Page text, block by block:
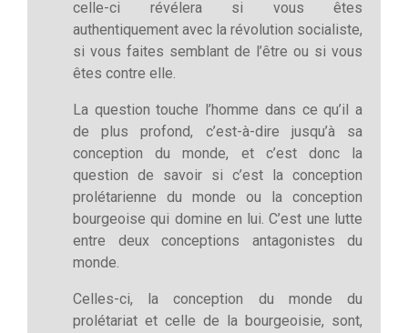
celle-ci révélera si vous êtes
authentiquement avec la révolution socialiste,
si vous faites semblant de l’être ou si vous
êtes contre elle.
La question touche l’homme dans ce qu’il a
de plus profond, c’est-à-dire jusqu’à sa
conception du monde, et c’est donc la
question de savoir si c’est la conception
prolétarienne du monde ou la conception
bourgeoise qui domine en lui. C’est une lutte
entre deux conceptions antagonistes du
monde.
Celles-ci, la conception du monde du
prolétariat et celle de la bourgeoisie, sont,